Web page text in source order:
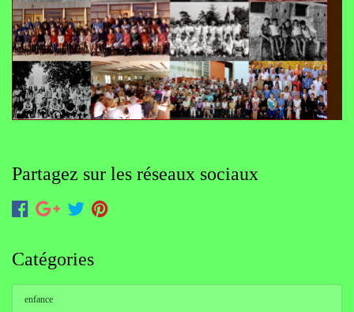
Partagez sur les réseaux sociaux
Catégories
enfance